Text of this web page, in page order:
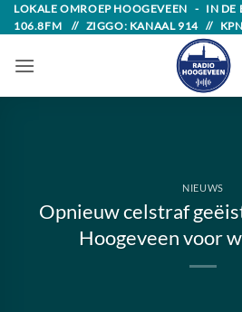
Skip
to
content
LOKALE OMROEP HOOGEVEEN - IN DE
106.8FM // ZIGGO: KANAAL 914 //
NIEUWS
Opnieuw celstraf
Hoogeveen voor